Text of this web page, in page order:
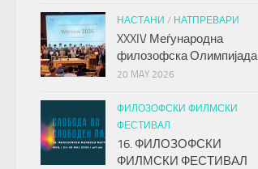
НАСТАНИ / НАТПРЕВАРИ
XXXIV Меѓународна
филозофска Олимпијада
20 MAY 2026
ФИЛОЗОФСКИ ФИЛМСКИ
ФЕСТИВАЛ
16. ФИЛОЗОФСКИ
ФИЛМСКИ ФЕСТИВАЛ